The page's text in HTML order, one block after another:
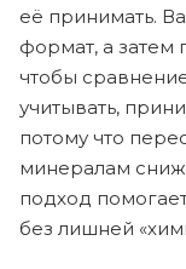
её принимать.
формат, а затем
чтобы
учитывать,
потому что
минералам
подход
без лишней